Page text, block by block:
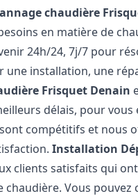
chaudière
en matière de
24h/24, 7j/7 pour
une installation, une
Frisquet Denain
délais, pour
compétitifs et nous
Installation
clients satisfaits qui
Vous pouvez